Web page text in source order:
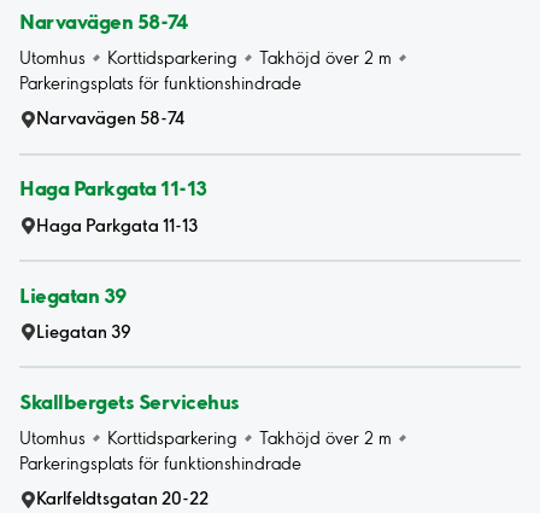
Narvavägen 58-74
Utomhus Korttidsparkering
Takhöjd över 2 m
Parkeringsplats för funktionshindrade
Narvavägen 58-74
Haga Parkgata 11-13
Haga Parkgata 11-13
Liegatan 39
Liegatan 39
Skallbergets Servicehus
Utomhus Korttidsparkering
Takhöjd över 2 m
Parkeringsplats för funktionshindrade
Karlfeldtsgatan 20-22